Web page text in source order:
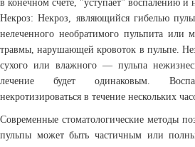
в конечном счете, "уступает" воспалению и
Некроз: Некроз, являющийся гибелью
нелеченного необратимого пульпита или
травмы, нарушающей кровоток в пульпе.
сухого или влажного — пульпа
лечение будет одинаковым.
некротизироваться в течение нескольких
Современные стоматологические методы
пульпы может быть частичным или